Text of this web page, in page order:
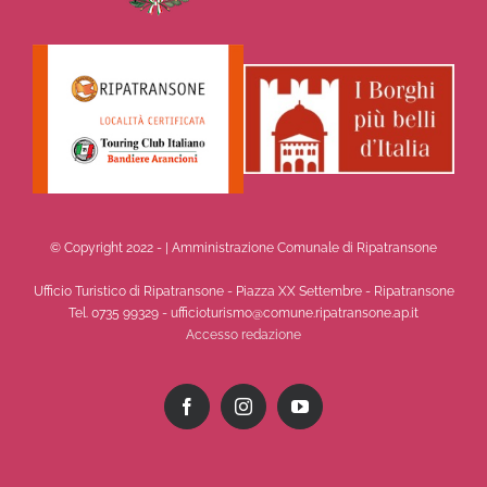
© Copyright 2022 - | Amministrazione Comunale di Ripatransone
Ufficio Turistico di Ripatransone - Piazza XX Settembre - Ripatransone
Tel. 0735 99329 - ufficioturismo@comune.ripatransone.ap.it
Accesso redazione
FacebookInstagramYouTube